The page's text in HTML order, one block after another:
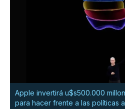
Apple invertirá u$s500.000
para hacer frente a las políticas